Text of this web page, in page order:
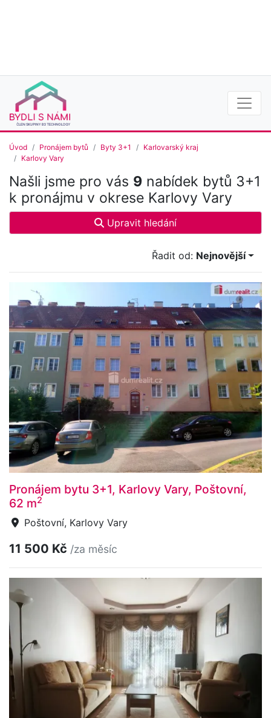
Úvod Pronájem bytů Byty 3+1
Karlovarský kraj
Karlovy Vary
Našli jsme pro vás 9 nabídek bytů 3+1
k pronájmu v okrese Karlovy Vary
Upravit hledání
Řadit od: Nejnovější
Pronájem bytu 3+1, Karlovy Vary, Poštovní,
62 m2
Poštovní, Karlovy Vary
11 500 Kč /za měsíc